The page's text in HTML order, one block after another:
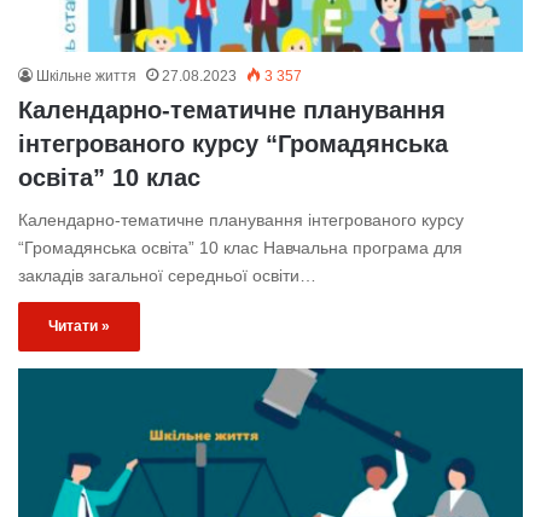
Шкільне життя 27.08.2023 3 357
Календарно-тематичне планування
інтегрованого курсу “Громадянська
освіта” 10 клас
Календарно-тематичне планування інтегрованого курсу
“Громадянська освіта” 10 клас Навчальна програма для
закладів загальної середньої освіти…
Читати »